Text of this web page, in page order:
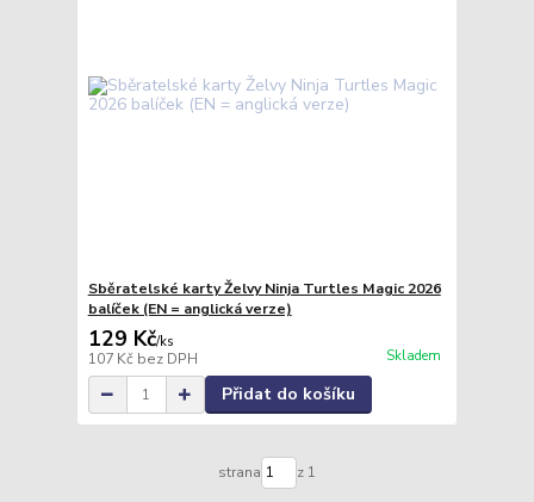
Sběratelské karty Želvy Ninja Turtles Magic 2026
balíček (EN = anglická verze)
129 Kč/ks
107 Kč bez DPH Skladem
Přidat do košíku
strana z 1